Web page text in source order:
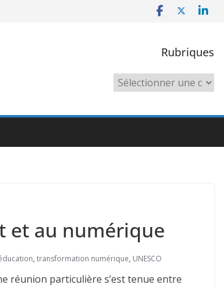
Rubriques
Rubriques
et au numérique
, transformation numérique, UNESCO
réunion particulière s’est tenue entre